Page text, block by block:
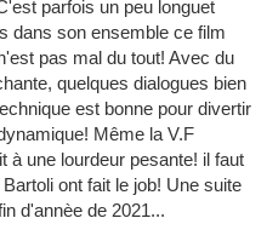
parfois un peu longuet
dans son ensemble ce film
pas mal du tout! Avec du
quelques dialogues bien
est bonne pour divertir
Même la V.F
à une lourdeur pesante! il faut
ont fait le job! Une suite
d'annèe de 2021...